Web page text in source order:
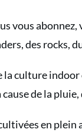
vous abonnez,
des rocks,
la culture
de la
en plein